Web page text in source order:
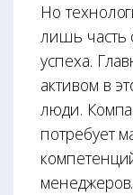
Но
лишь часть
успеха.
активом в
люди.
потребует